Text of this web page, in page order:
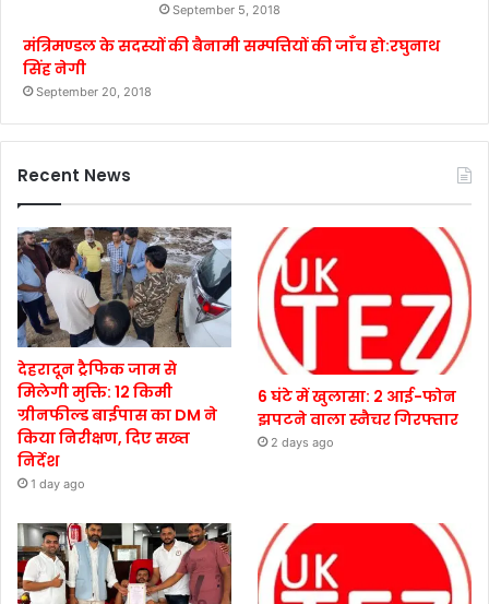
September 5, 2018
मंत्रिमण्डल के सदस्यों की बैनामी सम्पत्तियों की जाँच हो:रघुनाथ
सिंह नेगी
September 20, 2018
Recent News
देहरादून ट्रैफिक जाम से
मिलेगी मुक्ति: 12 किमी
ग्रीनफील्ड बाईपास का DM ने
किया निरीक्षण, दिए सख्त
निर्देश
1 day ago
6 घंटे में खुलासा: 2 आई-फोन
झपटने वाला स्नैचर गिरफ्तार
2 days ago